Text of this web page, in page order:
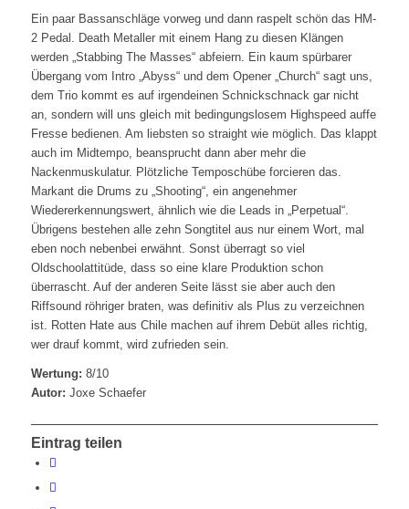
Ein paar Bassanschläge vorweg und dann raspelt schön das HM-
2 Pedal. Death Metaller mit einem Hang zu diesen Klängen
werden „Stabbing The Masses“ abfeiern. Ein kaum spürbarer
Übergang vom Intro „Abyss“ und dem Opener „Church“ sagt uns,
dem Trio kommt es auf irgendeinen Schnickschnack gar nicht
an, sondern will uns gleich mit bedingungslosem Highspeed auffe
Fresse bedienen. Am liebsten so straight wie möglich. Das klappt
auch im Midtempo, beansprucht dann aber mehr die
Nackenmuskulatur. Plötzliche Temposchübe forcieren das.
Markant die Drums zu „Shooting“, ein angenehmer
Wiedererkennungswert, ähnlich wie die Leads in „Perpetual“.
Übrigens bestehen alle zehn Songtitel aus nur einem Wort, mal
eben noch nebenbei erwähnt. Sonst überragt so viel
Oldschoolattitüde, dass so eine klare Produktion schon
überrascht. Auf der anderen Seite lässt sie aber auch den
Riffsound röhriger braten, was definitiv als Plus zu verzeichnen
ist. Rotten Hate aus Chile machen auf ihrem Debüt alles richtig,
wer drauf kommt, wird zufrieden sein.
Wertung: 8/10
Autor: Joxe Schaefer
Eintrag teilen